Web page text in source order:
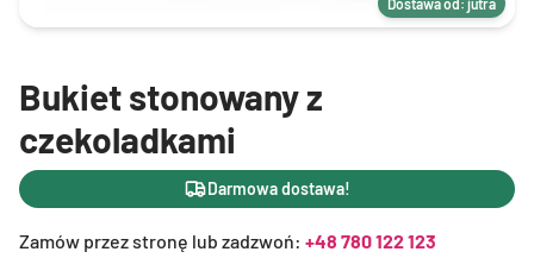
Dostawa od: jutra
Bukiet stonowany z
czekoladkami
Darmowa dostawa!
Zamów przez stronę lub zadzwoń: +48 780 122 123